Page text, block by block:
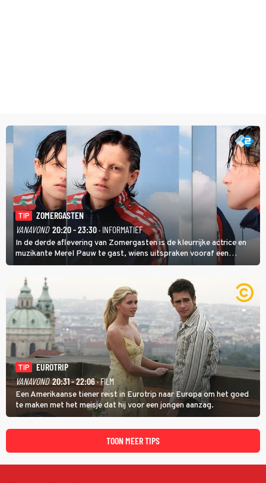
TIP
ZOMERGASTEN
VANAVOND 20:20 - 23:30· INFORMATIEF
In de derde aflevering van Zomergasten is de kleurrijke actrice en
muzikante Merel Pauw te gast, wiens uitspraken vooraf een
boeiende avond beloven: 'Mijn ideale televisieavond is zoals mijn
identiteit: grenzeloos, absurd en vol angsten'.
TIP
EUROTRIP
VANAVOND 20:31 - 22:06· FILM
Een Amerikaanse tiener reist in Eurotrip naar Europa om het goed
te maken met het meisje dat hij voor een jongen aanzag.
TOON MEER TIPS